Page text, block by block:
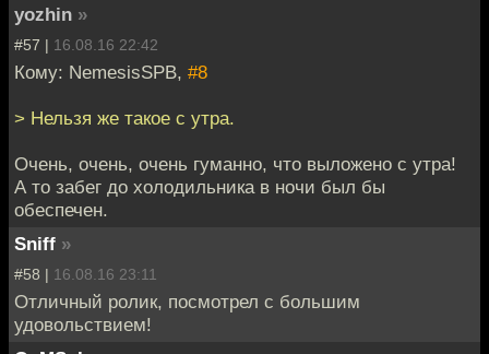
yozhin »
#57 | 16.08.16 22:42
Кому: NemesisSPB, #8
> Нельзя же такое с утра.
Очень, очень, очень гуманно, что выложено с утра!
А то забег до холодильника в ночи был бы
обеспечен.
Sniff »
#58 | 16.08.16 23:11
Отличный ролик, посмотрел с большим
удовольствием!